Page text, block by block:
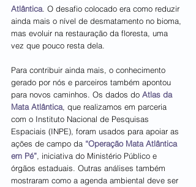
Atlântica. O desafio colocado era como reduzir
ainda mais o nível de desmatamento no bioma,
mas evoluir na restauração da floresta, uma
vez que pouco resta dela.
Para contribuir ainda mais, o conhecimento
gerado por nós e parceiros também apontou
para novos caminhos. Os dados do Atlas da
Mata Atlântica, que realizamos em parceria
com o Instituto Nacional de Pesquisas
Espaciais (INPE), foram usados para apoiar as
ações de campo da “Operação Mata Atlântica
em Pé”, iniciativa do Ministério Público e
órgãos estaduais. Outras análises também
mostraram como a agenda ambiental deve ser